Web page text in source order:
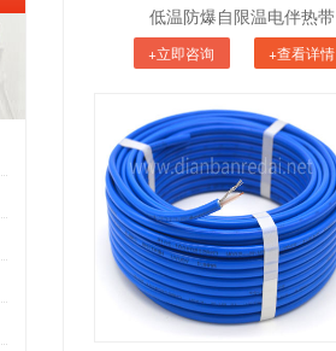
低温防爆自限温电伴热带
+立即咨询 +查看详情